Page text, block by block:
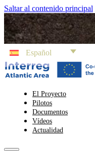
Saltar al contenido principal
Español
El Proyecto
Pilotos
Documentos
Vídeos
Actualidad